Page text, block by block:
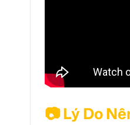
📷 Lý Do